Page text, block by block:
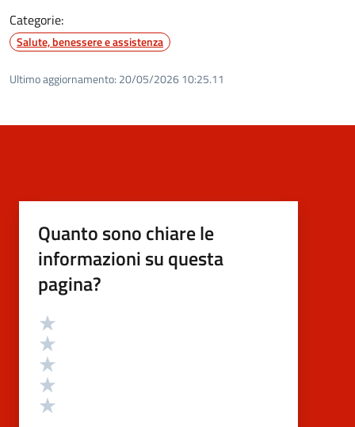
Categorie:
Salute, benessere e assistenza
Ultimo aggiornamento: 20/05/2026 10:25.11
Quanto sono chiare le
informazioni su questa
pagina?
Valutazione